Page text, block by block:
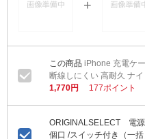
iPhone 充電ケ
断線しにくい 高耐久 ナ
1,770円
177ポイント
ORIGINALSELECT 電源
個口 /スイッチ付き（一括